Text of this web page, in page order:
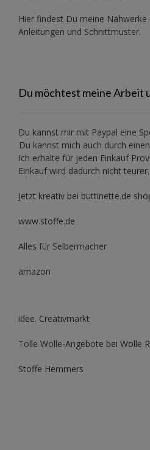
Hier findest Du meine
Anleitungen und Schnittmuster.
Du möchtest meine Arbeit
Du kannst mir mit Paypal eine
Du kannst mich auch durch
Ich erhalte für jeden Einkauf
Einkauf wird dadurch nicht teurer.
Jetzt kreativ bei buttinette.de
www.stoffe.de
Alles für Selbermacher
amazon
idee. Creativmarkt
Tolle Wolle-Angebote bei Wolle
Stoffe Hemmers